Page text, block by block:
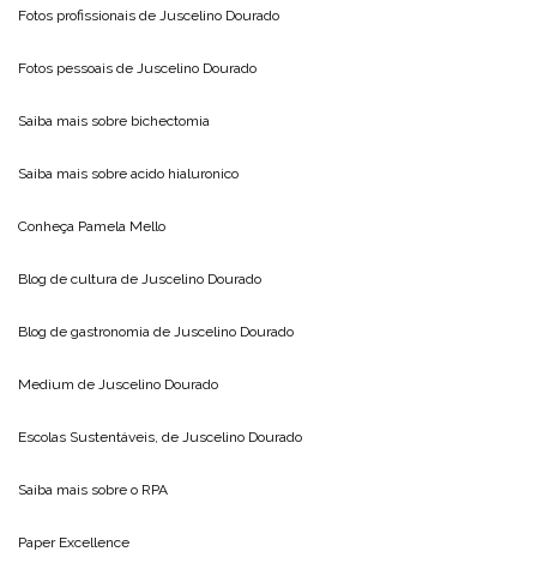
Fotos profissionais de Juscelino Dourado
Fotos pessoais de Juscelino Dourado
Saiba mais sobre bichectomia
Saiba mais sobre acido hialuronico
Conheça Pamela Mello
Blog de cultura de Juscelino Dourado
Blog de gastronomia de Juscelino Dourado
Medium de Juscelino Dourado
Escolas Sustentáveis, de Juscelino Dourado
Saiba mais sobre o RPA
Paper Excellence